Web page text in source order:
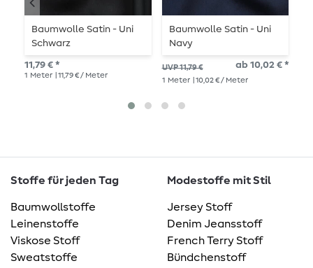
Baumwolle Satin - Uni
Schwarz
11,79 € *
1 Meter | 11,79 € / Meter
Baumwolle Satin - Uni
Navy
UVP 11,79 € ab 10,02 € *
1 Meter | 10,02 € / Meter
Stoffe für jeden Tag
Baumwollstoffe
Leinenstoffe
Viskose Stoff
Sweatstoffe
Modestoffe mit Stil
Jersey Stoff
Denim Jeansstoff
French Terry Stoff
Bündchenstoff